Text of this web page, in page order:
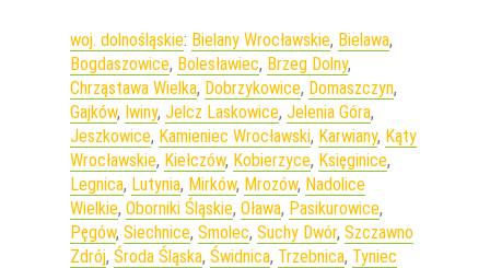
woj. dolnośląskie: Bielany Wrocławskie, Bielawa,
Bogdaszowice, Bolesławiec, Brzeg Dolny,
Chrząstawa Wielka, Dobrzykowice, Domaszczyn,
Gajków, Iwiny, Jelcz Laskowice, Jelenia Góra,
Jeszkowice, Kamieniec Wrocławski, Karwiany, Kąty
Wrocławskie, Kiełczów, Kobierzyce, Księginice,
Legnica, Lutynia, Mirków, Mrozów, Nadolice
Wielkie, Oborniki Śląskie, Oława, Pasikurowice,
Pęgów, Siechnice, Smolec, Suchy Dwór, Szczawno
Zdrój, Środa Śląska, Świdnica, Trzebnica, Tyniec